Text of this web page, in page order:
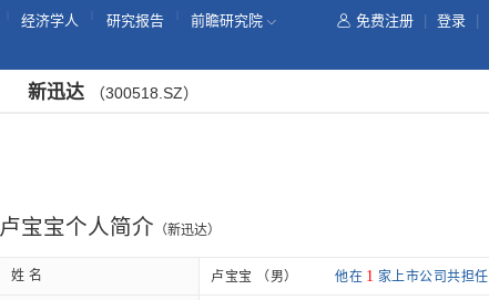
经济学人 研究报告 前瞻研究院 免费注册 登录
新迅达 （300518.SZ）
卢宝宝个人简介 （新迅达）
姓 名 卢宝宝 （男） 他在 1 家上市公司共担任